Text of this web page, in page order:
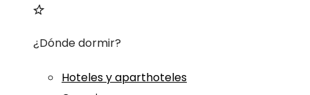
¿Dónde dormir?
Hoteles y aparthoteles